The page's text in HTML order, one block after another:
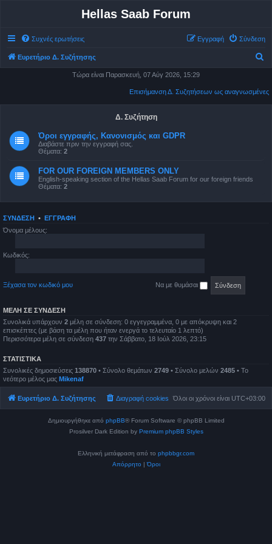
Hellas Saab Forum
Συχνές ερωτήσεις Σύνδεση
Εγγραφή
Ευρετήριο Δ. Συζήτησης
Τώρα είναι Παρασκευή, 07 Αύγ 2026, 15:29
Επισήμανση Δ. Συζητήσεων ως αναγνωσμένες
Δ. Συζήτηση
Όροι εγγραφής, Κανονισμός και GDPR
Διαβάστε πριν την εγγραφή σας.
Θέματα: 2
FOR OUR FOREIGN MEMBERS ONLY
English-speaking section of the Hellas Saab Forum for our foreign friends
Θέματα: 2
ΣΎΝΔΕΣΗ • ΕΓΓΡΑΦΉ
Όνομα μέλους:
Κωδικός:
Ξέχασα τον κωδικό μου Να με θυμάσαι
ΜΈΛΗ ΣΕ ΣΎΝΔΕΣΗ
Συνολικά υπάρχουν 2 μέλη σε σύνδεση: 0 εγγεγραμμένα, 0 με απόκρυψη και 2
επισκέπτες (με βάση τα μέλη που ήταν ενεργά το τελευταίο 1 λεπτό)
Περισσότερα μέλη σε σύνδεση 437 την Σάββατο, 18 Ιούλ 2026, 23:15
ΣΤΑΤΙΣΤΙΚΆ
Συνολικές δημοσιεύσεις 138870 • Σύνολο θεμάτων 2749 • Σύνολο μελών 2485 • Το
νεότερο μέλος μας Mikenaf
Ευρετήριο Δ. Συζήτησης Όλοι οι χρόνοι είναι UTC+03:00
Διαγραφή cookies
Δημιουργήθηκε από phpBB® Forum Software © phpBB Limited
Prosilver Dark Edition by Premium phpBB Styles
Ελληνική μετάφραση από το phpbbgr.com
Απόρρητο |Όροι